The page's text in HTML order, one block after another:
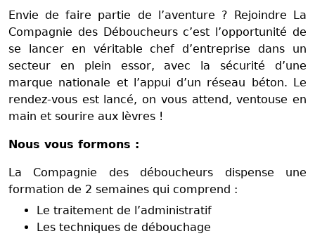
Envie de faire partie de l’aventure ? Rejoindre La
Compagnie des Déboucheurs c’est l’opportunité de
se lancer en véritable chef d’entreprise dans un
secteur en plein essor, avec la sécurité d’une
marque nationale et l’appui d’un réseau béton. Le
rendez-vous est lancé, on vous attend, ventouse en
main et sourire aux lèvres !
Nous vous formons :
La Compagnie des déboucheurs dispense une
formation de 2 semaines qui comprend :
Le traitement de l’administratif
Les techniques de débouchage